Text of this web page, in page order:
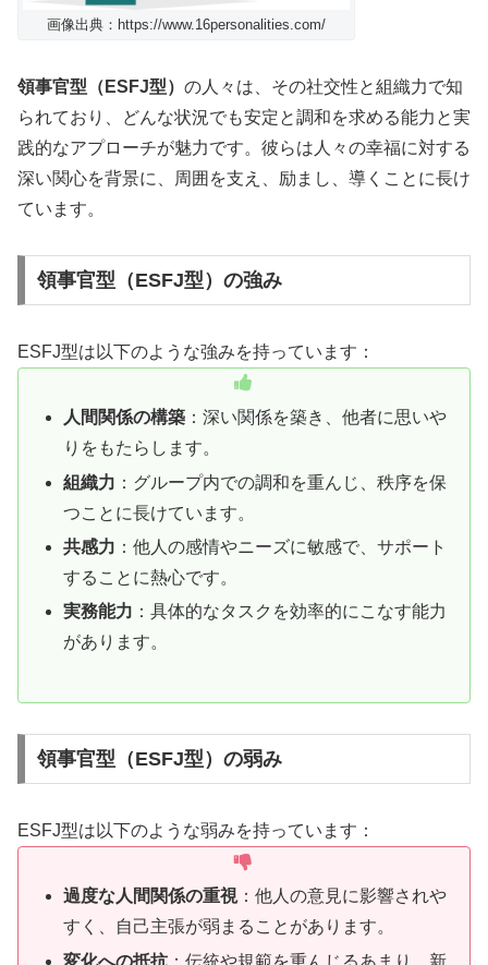
画像出典：https://www.16personalities.com/
領事官型（ESFJ型） の人々は、その社交性と組織力で知
られており、どんな状況でも安定と調和を求める能力と実
践的なアプローチが魅力です。彼らは人々の幸福に対する
深い関心を背景に、周囲を支え、励まし、導くことに長け
ています。
領事官型（ESFJ型）の強み
ESFJ型は以下のような強みを持っています：
人間関係の構築 ：深い関係を築き、他者に思いや
りをもたらします。
組織力 ：グループ内での調和を重んじ、秩序を保
つことに長けています。
共感力 ：他人の感情やニーズに敏感で、サポート
することに熱心です。
実務能力 ：具体的なタスクを効率的にこなす能力
があります。
領事官型（ESFJ型）の弱み
ESFJ型は以下のような弱みを持っています：
過度な人間関係の重視：他人の意見に影響されや
すく、自己主張が弱まることがあります。
変化への抵抗 ：伝統や規範を重んじるあまり、新